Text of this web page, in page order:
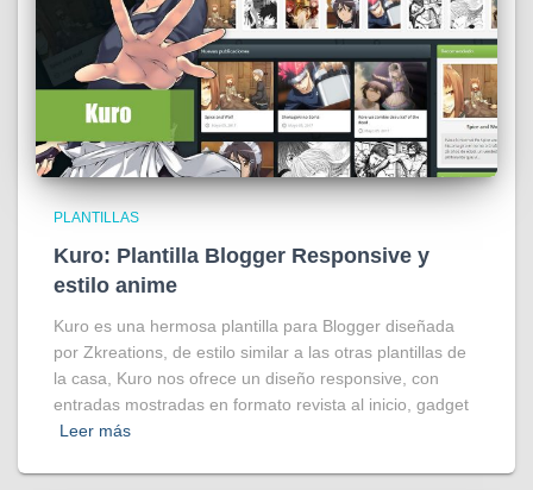
PLANTILLAS
Kuro: Plantilla Blogger Responsive y
estilo anime
Kuro es una hermosa plantilla para Blogger diseñada
por Zkreations, de estilo similar a las otras plantillas de
la casa, Kuro nos ofrece un diseño responsive, con
entradas mostradas en formato revista al inicio, gadget
Leer más